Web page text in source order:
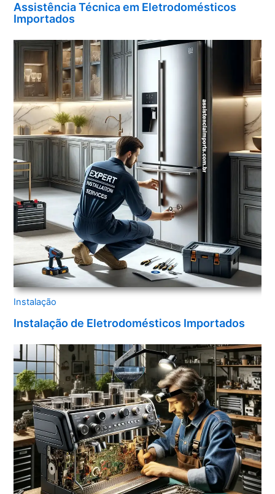
Assistência Técnica em Eletrodomésticos
Importados
Instalação
Instalação de Eletrodomésticos Importados